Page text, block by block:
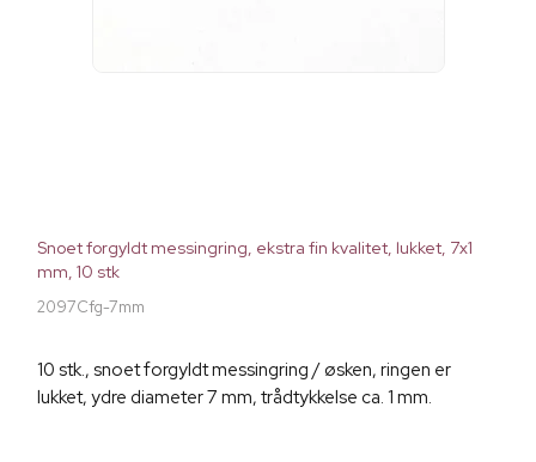
Snoet forgyldt messingring, ekstra fin kvalitet, lukket, 7x1
mm, 10 stk
2097Cfg-7mm
10 stk., snoet forgyldt messingring / øsken, ringen er
lukket, ydre diameter 7 mm, trådtykkelse ca. 1 mm.